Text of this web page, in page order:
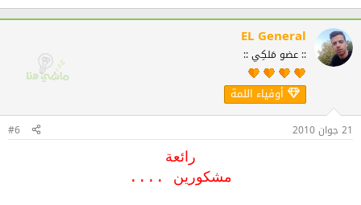
EL General
:: عضو مَلكِي ::
أوفياء اللمة
21 جوان 2010 #6
رائعة
مشكورين ....